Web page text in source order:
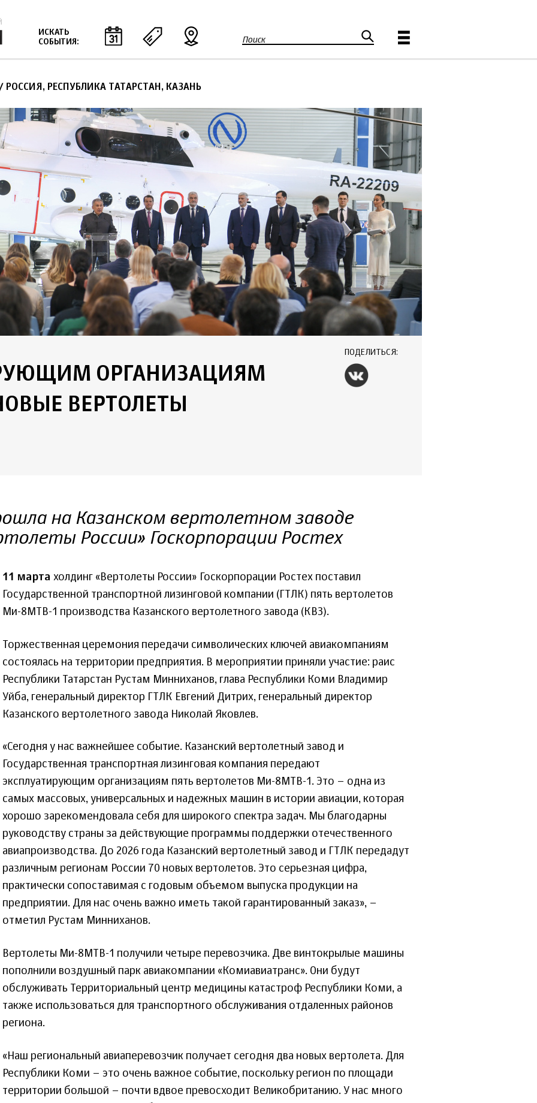
ИСКАТЬ
СОБЫТИЯ:
м
а
п
с
к
а
Поиск
РОССИЯ, РЕСПУБЛИКА ТАТАРСТАН, КАЗАНЬ
ПОДЕЛИТЬСЯ:
ОРГАНИЗАЦИЯМ
ВЕРТОЛЕТЫ
на Казанском вертолетном заводе
России» Госкорпорации Ростех
11 марта холдинг «Вертолеты России» Госкорпорации Ростех поставил
Государственной транспортной лизинговой компании (ГТЛК) пять вертолетов
Ми-8МТВ-1 производства Казанского вертолетного завода (КВЗ).
Торжественная церемония передачи символических ключей авиакомпаниям
состоялась на территории предприятия. В мероприятии приняли участие: раис
Республики Татарстан Рустам Минниханов, глава Республики Коми Владимир
Уйба, генеральный директор ГТЛК Евгений Дитрих, генеральный директор
Казанского вертолетного завода Николай Яковлев.
«Сегодня у нас важнейшее событие. Казанский вертолетный завод и
Государственная транспортная лизинговая компания передают
эксплуатирующим организациям пять вертолетов Ми-8МТВ-1. Это – одна из
самых массовых, универсальных и надежных машин в истории авиации, которая
хорошо зарекомендовала себя для широкого спектра задач. Мы благодарны
руководству страны за действующие программы поддержки отечественного
авиапроизводства. До 2026 года Казанский вертолетный завод и ГТЛК передадут
различным регионам России 70 новых вертолетов. Это серьезная цифра,
практически сопоставимая с годовым объемом выпуска продукции на
предприятии. Для нас очень важно иметь такой гарантированный заказ», –
отметил Рустам Минниханов.
Вертолеты Ми-8МТВ-1 получили четыре перевозчика. Две винтокрылые машины
пополнили воздушный парк авиакомпании «Комиавиатранс». Они будут
обслуживать Территориальный центр медицины катастроф Республики Коми, а
также использоваться для транспортного обслуживания отдаленных районов
региона.
«Наш региональный авиаперевозчик получает сегодня два новых вертолета. Для
Республики Коми – это очень важное событие, поскольку регион по площади
территории большой – почти вдвое превосходит Великобританию. У нас много